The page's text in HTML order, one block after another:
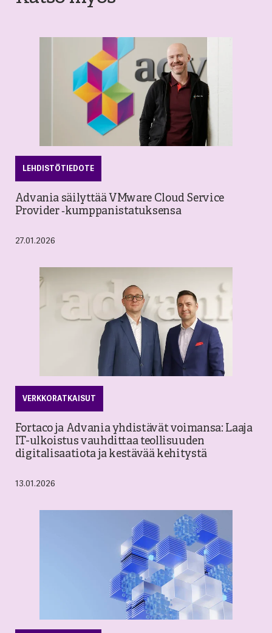
LEHDISTÖTIEDOTE
Advania säilyttää VMware Cloud Service
Provider ‑kumppanistatuksensa
27.01.2026
VERKKORATKAISUT
Fortaco ja Advania yhdistävät voimansa: Laaja
IT-ulkoistus vauhdittaa teollisuuden
digitalisaatiota ja kestävää kehitystä
13.01.2026